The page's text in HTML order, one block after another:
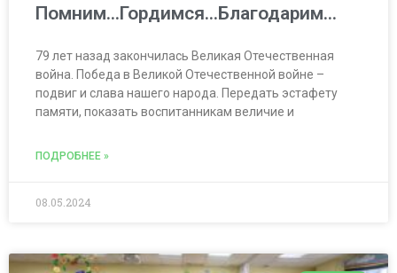
Помним…Гордимся…Благодарим…
79 лет назад закончилась Великая Отечественная
война. Победа в Великой Отечественной войне –
подвиг и слава нашего народа. Передать эстафету
памяти, показать воспитанникам величие и
ПОДРОБНЕЕ »
08.05.2024